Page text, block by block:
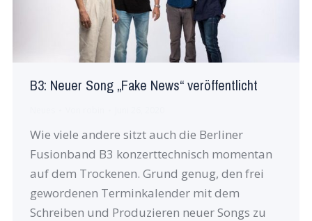
B3: Neuer Song „Fake News“ veröffentlicht
Wie viele andere sitzt auch die Berliner
Fusionband B3 konzerttechnisch momentan
auf dem Trockenen. Grund genug, den frei
gewordenen Terminkalender mit dem
Schreiben und Produzieren neuer Songs zu